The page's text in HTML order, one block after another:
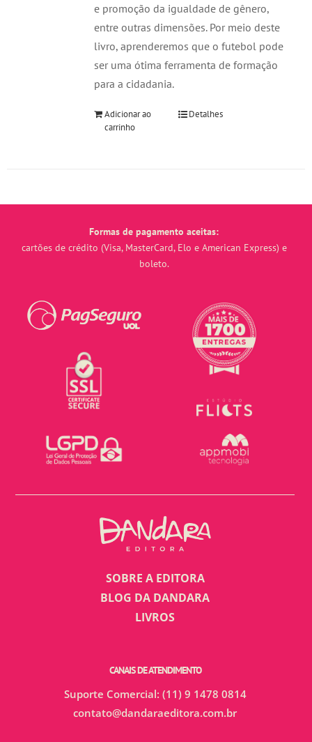
e promoção da igualdade de gênero,
entre outras dimensões. Por meio deste
livro, aprenderemos que o futebol pode
ser uma ótima ferramenta de formação
para a cidadania.
Adicionar ao
carrinho
Detalhes
Formas de pagamento aceitas:
cartões de crédito (Visa, MasterCard, Elo e American Express) e
boleto.
SOBRE A EDITORA
BLOG DA DANDARA
LIVROS
CANAIS DE ATENDIMENTO
Suporte Comercial: (11) 9 1478 0814
contato@dandaraeditora.com.br